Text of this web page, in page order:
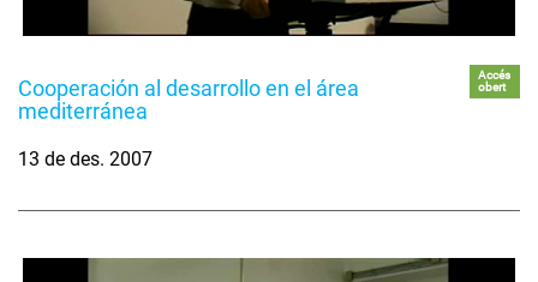
Cooperación al desarrollo en el área
mediterránea
Accés
obert
13 de des. 2007